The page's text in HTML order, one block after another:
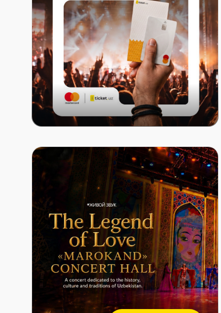
Mastercard x ITICKET.UZ